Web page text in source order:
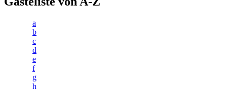
a
b
c
d
e
f
g
h